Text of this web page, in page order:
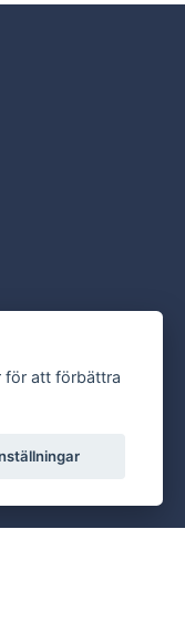
26 Leksand
för att förbättra